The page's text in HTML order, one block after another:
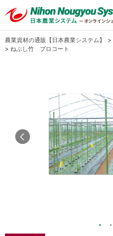
農業資材の通販【日本農業システム】 >
> ねぶし竹 プロコート